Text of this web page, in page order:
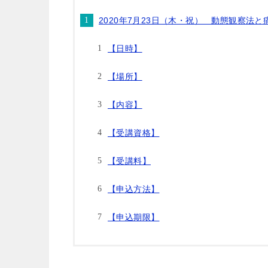
2020年7月23日（木・祝） 動態観察法と
【日時】
【場所】
【内容】
【受講資格】
【受講料】
【申込方法】
【申込期限】